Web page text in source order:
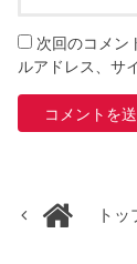
次回のコメン
ルアドレス、サ
ト